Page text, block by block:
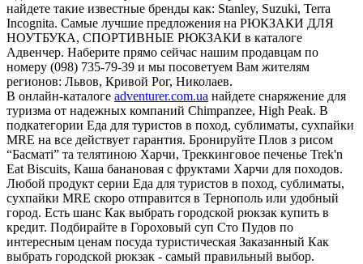
найдете такие известные бренды как: Stanley, Suzuki, Terra
Incognita. Самые лучшие предложения на РЮКЗАКИ ДЛЯ
НОУТБУКА, СПОРТИВНЫЕ РЮКЗАКИ в каталоге
Адвенчер. Наберите прямо сейчас нашим продавцам по
номеру (098) 735-79-39 и мы посоветуем Вам жителям
регионов: Львов, Кривой Рог, Николаев.
В онлайн-каталоге adventurer.com.ua найдете снаряжение для
туризма от надежных компаний Chimpanzee, High Peak. В
подкатегории Еда для туристов в поход, сублиматы, сухпайки
MRE на все действует гарантия. Бронируйте Плов з рисом
“Басматі” та телятиною Харчи, Треккинговое печенье Trek'n
Eat Biscuits, Каша банановая с фруктами Харчи для походов.
Любой продукт серии Еда для туристов в поход, сублиматы,
сухпайки MRE скоро отправится в Тернополь или удобный
город. Есть шанс Как выбрать городской рюкзак купить в
кредит. Подбирайте в Гороховый суп Сто Пудов по
интересным ценам посуда туристическая Заказанный Как
выбрать городской рюкзак - самый правильный выбор.